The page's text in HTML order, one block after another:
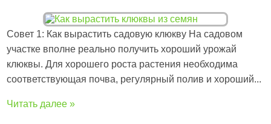
Совет 1: Как вырастить садовую клюкву На садовом
участке вполне реально получить хороший урожай
клюквы. Для хорошего роста растения необходима
соответствующая почва, регулярный полив и хороший...
Читать далее »